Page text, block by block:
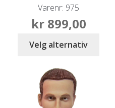
Varenr: 975
kr899,00
Velg alternativ